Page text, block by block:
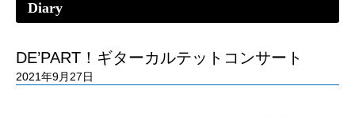
Diary
DE’PART！ギターカルテットコンサート
2021年9月27日